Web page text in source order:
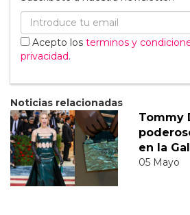
Acepto los terminos y
privacidad.
Noticias relacionadas
Tommy
en la
05 Mayo